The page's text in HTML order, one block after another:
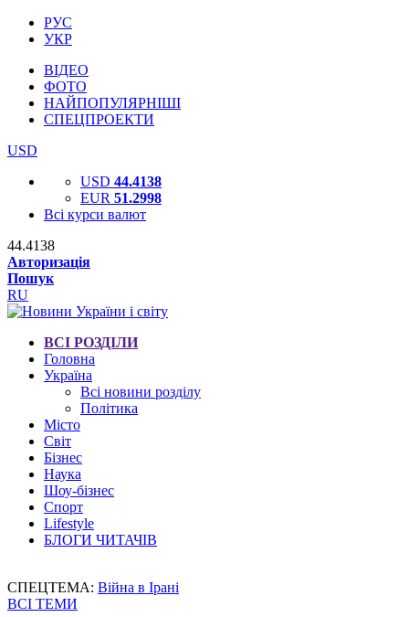
РУС
УКР
ВІДЕО
ФОТО
НАЙПОПУЛЯРНІШІ
СПЕЦПРОЕКТИ
USD
USD 44.4138
EUR 51.2998
Всі курси валют
44.4138
Авторизація
Пошук
RU
ВСІ РОЗДІЛИ
Головна
Україна
Всі новини розділу
Політика
Місто
Світ
Бізнес
Наука
Шоу-бізнес
Спорт
Lifestyle
БЛОГИ ЧИТАЧІВ
СПЕЦТЕМА: Війна в Ірані
ВСІ ТЕМИ